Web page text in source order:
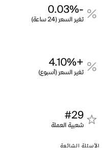
-0.03%
تغير السعر (24 ساعة)
+4.10%
تغير السعر (أسبوع)
#29
شعبية العملة
الأسئلة الشائعة